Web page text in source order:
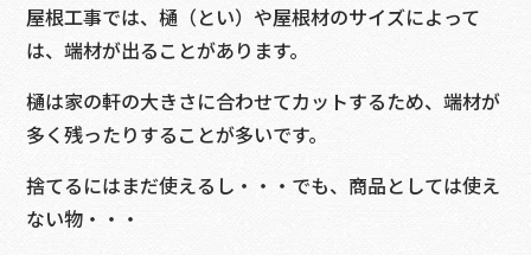
屋根工事では、樋（とい）や屋根材のサイズによって
は、端材が出ることがあります。
樋は家の軒の大きさに合わせてカットするため、端材が
多く残ったりすることが多いです。
捨てるにはまだ使えるし・・・でも、商品としては使え
ない物・・・